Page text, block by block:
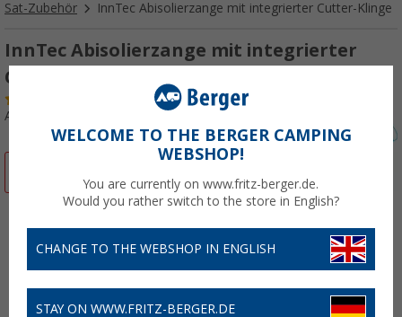
Sat-Zubehör InnTec Abisolierzange mit integrierter Cutter-Klinge
InnTec Abisolierzange mit integrierter
Cutter-Klinge
Art.-Nr.: 287930
WELCOME TO THE BERGER CAMPING
WEBSHOP!
You are currently on www.fritz-berger.de.
Would you rather switch to the store in English?
CHANGE TO THE WEBSHOP IN ENGLISH
STAY ON WWW.FRITZ-BERGER.DE